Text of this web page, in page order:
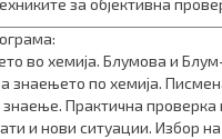
за објективна
во хемија. Блумова и
знаењето по хемија.
знаење. Практична
и нови ситуации. Избор